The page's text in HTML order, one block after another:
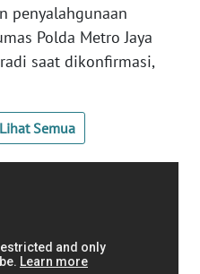
penyalahgunaan
Polda Metro Jaya
saat dikonfirmasi,
Lihat Semua